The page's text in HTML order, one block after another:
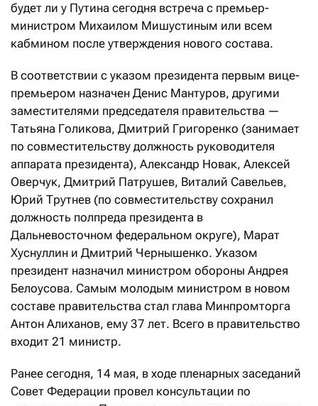
будет ли у Путина сегодня встреча с премьер-
министром Михаилом Мишустиным или всем
кабмином после утверждения нового состава.
В соответствии с указом президента первым вице-
премьером назначен Денис Мантуров, другими
заместителями председателя правительства —
Татьяна Голикова, Дмитрий Григоренко (занимает
по совместительству должность руководителя
аппарата президента), Александр Новак, Алексей
Оверчук, Дмитрий Патрушев, Виталий Савельев,
Юрий Трутнев (по совместительству сохранил
должность полпреда президента в
Дальневосточном федеральном округе), Марат
Хуснуллин и Дмитрий Чернышенко. Указом
президент назначил министром обороны Андрея
Белоусова. Самым молодым министром в новом
составе правительства стал глава Минпромторга
Антон Алиханов, ему 37 лет. Всего в правительство
входит 21 министр.
Ранее сегодня, 14 мая, в ходе пленарных заседаний
Совет Федерации провел консультации по